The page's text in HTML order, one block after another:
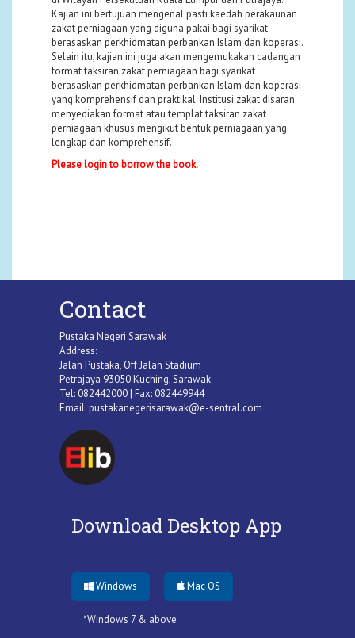
Kajian ini bertujuan mengenal pasti kaedah perakaunan
zakat perniagaan yang diguna pakai bagi syarikat
berasaskan perkhidmatan perbankan Islam dan koperasi.
Selain itu, kajian ini juga akan mengemukakan cadangan
format taksiran zakat perniagaan bagi syarikat
berasaskan perkhidmatan perbankan Islam dan koperasi
yang komprehensif dan praktikal. Institusi zakat disaran
menyediakan format atau templat taksiran zakat
perniagaan khusus mengikut bentuk perniagaan yang
lengkap dan komprehensif.
Please login to borrow the book.
Contact
Pustaka Negeri Sarawak
Address:
Jalan Pustaka, Off Jalan Stadium
Petrajaya 93050 Kuching, Sarawak
Tel: 082442000 | Fax: 082449944
Email:pustakanegerisarawak@e-sentral.com
Download Desktop App
Windows Mac OS
*Windows 7 & above